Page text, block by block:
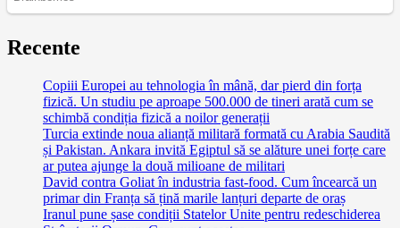
Recente
Copiii Europei au tehnologia în mână, dar pierd din forța
fizică. Un studiu pe aproape 500.000 de tineri arată cum se
schimbă condiția fizică a noilor generații
Turcia extinde noua alianță militară formată cu Arabia Saudită
și Pakistan. Ankara invită Egiptul să se alăture unei forțe care
ar putea ajunge la două milioane de militari
David contra Goliat în industria fast-food. Cum încearcă un
primar din Franța să țină marile lanțuri departe de oraș
Iranul pune șase condiții Statelor Unite pentru redeschiderea